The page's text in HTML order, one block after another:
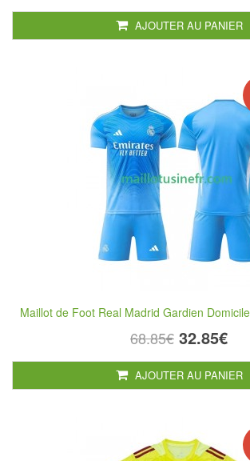
AJOUTER AU PANIER
Maillot de Foot Real Madrid Gardien
68.85€ 32.85€
AJOUTER AU PANIER